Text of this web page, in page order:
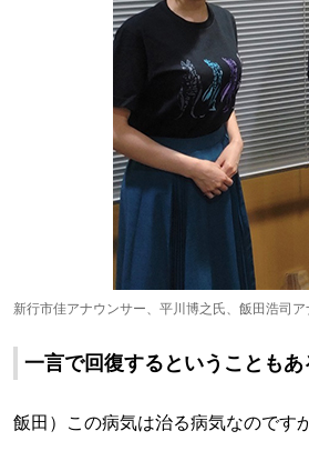
新行市佳アナウンサー、平川博之氏、飯田浩司ア
一言で回復するということも
飯田）この病気は治る病気なのです